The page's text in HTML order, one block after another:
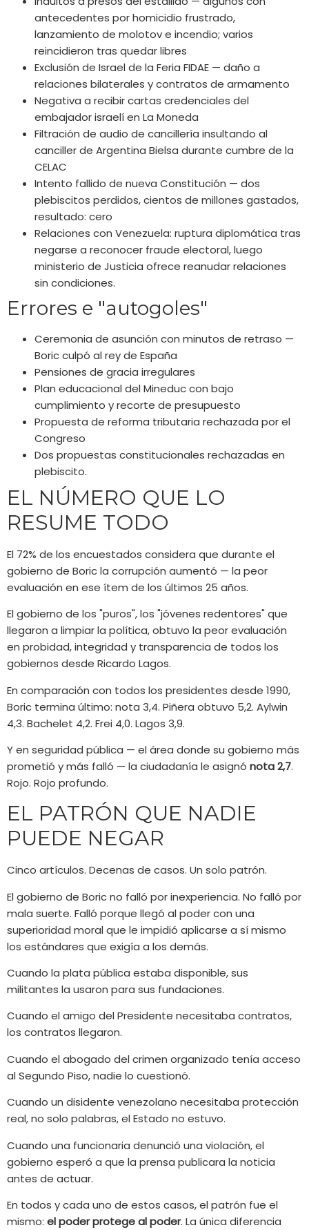
antecedentes por homicidio frustrado,
lanzamiento de molotov e incendio; varios
reincidieron tras quedar libres
Exclusión de Israel de la Feria FIDAE — daño a
relaciones bilaterales y contratos de armamento
Negativa a recibir cartas credenciales del
embajador israelí en La Moneda
Filtración de audio de cancillería insultando al
canciller de Argentina Bielsa durante cumbre de la
CELAC
Intento fallido de nueva Constitución — dos
plebiscitos perdidos, cientos de millones gastados,
resultado: cero
Relaciones con Venezuela: ruptura diplomática tras
negarse a reconocer fraude electoral, luego
ministerio de Justicia ofrece reanudar relaciones
sin condiciones.
Errores e "autogoles"
Ceremonia de asunción con minutos de retraso —
Boric culpó al rey de España
Pensiones de gracia irregulares
Plan educacional del Mineduc con bajo
cumplimiento y recorte de presupuesto
Propuesta de reforma tributaria rechazada por el
Congreso
Dos propuestas constitucionales rechazadas en
plebiscito.
EL NÚMERO QUE LO
RESUME TODO
El 72% de los encuestados considera que durante el
gobierno de Boric la corrupción aumentó — la peor
evaluación en ese ítem de los últimos 25 años.
El gobierno de los "puros", los "jóvenes redentores" que
llegaron a limpiar la política, obtuvo la peor evaluación
en probidad, integridad y transparencia de todos los
gobiernos desde Ricardo Lagos.
En comparación con todos los presidentes desde 1990,
Boric termina último: nota 3,4. Piñera obtuvo 5,2. Aylwin
4,3. Bachelet 4,2. Frei 4,0. Lagos 3,9.
Y en seguridad pública — el área donde su gobierno más
prometió y más falló — la ciudadanía le asignó nota 2,7.
Rojo. Rojo profundo.
EL PATRÓN QUE NADIE
PUEDE NEGAR
Cinco artículos. Decenas de casos. Un solo patrón.
El gobierno de Boric no falló por inexperiencia. No falló por
mala suerte. Falló porque llegó al poder con una
superioridad moral que le impidió aplicarse a sí mismo
los estándares que exigía a los demás.
Cuando la plata pública estaba disponible, sus
militantes la usaron para sus fundaciones.
Cuando el amigo del Presidente necesitaba contratos,
los contratos llegaron.
Cuando el abogado del crimen organizado tenía acceso
al Segundo Piso, nadie lo cuestionó.
Cuando un disidente venezolano necesitaba protección
real, no solo palabras, el Estado no estuvo.
Cuando una funcionaria denunció una violación, el
gobierno esperó a que la prensa publicara la noticia
antes de actuar.
En todos y cada uno de estos casos, el patrón fue el
mismo: el poder protege al poder. La única diferencia